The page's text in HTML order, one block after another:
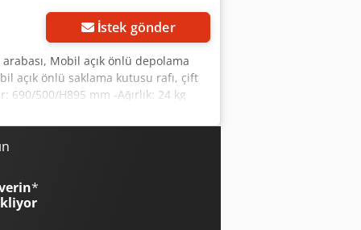
İstek gönder
arabası, Mobil açık önlü depolama
açık önlü saklama kutusu rafı, çift
500/H895 mm -Ağırlık: 24 kg
*